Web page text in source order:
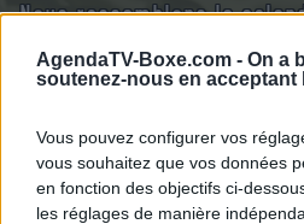
AgendaTV-Boxe.com - On a
soutenez-nous en acceptant
Vous pouvez configurer vos
vous souhaitez que vos données
en fonction des objectifs ci-
les réglages de manière
Nous rassemblons le
Pedro Campa diffusés